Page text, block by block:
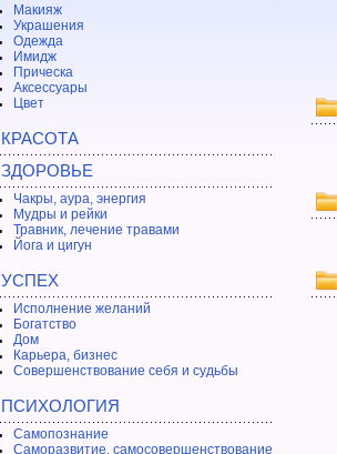
Макияж
Украшения
Одежда
Имидж
Прическа
Аксессуары
Цвет
КРАСОТА
ЗДОРОВЬЕ
Чакры, аура, энергия
Мудры и рейки
Травник, лечение травами
Йога и цигун
УСПЕХ
Исполнение желаний
Богатство
Дом
Карьера, бизнес
Совершенствование себя и судьбы
ПСИХОЛОГИЯ
Самопознание
Саморазвитие, самосовершенствование